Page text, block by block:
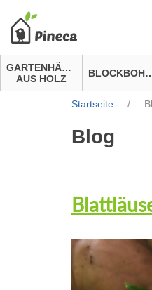
GARTENHÄUSER
AUS HOLZ
Startseite /
Blog